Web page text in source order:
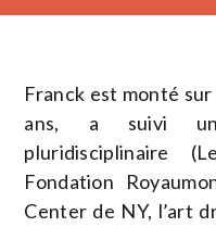
Franck est monté sur
ans, a suivi
pluridisciplinaire
Fondation
Center de NY, l’art